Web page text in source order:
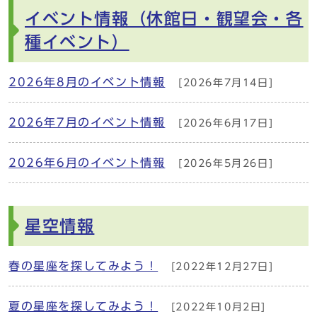
イベント情報（休館日・観望会・各
種イベント）
2026年8月のイベント情報 [2026年7月14日]
2026年7月のイベント情報 [2026年6月17日]
2026年6月のイベント情報 [2026年5月26日]
星空情報
春の星座を探してみよう！ [2022年12月27日]
夏の星座を探してみよう！ [2022年10月2日]